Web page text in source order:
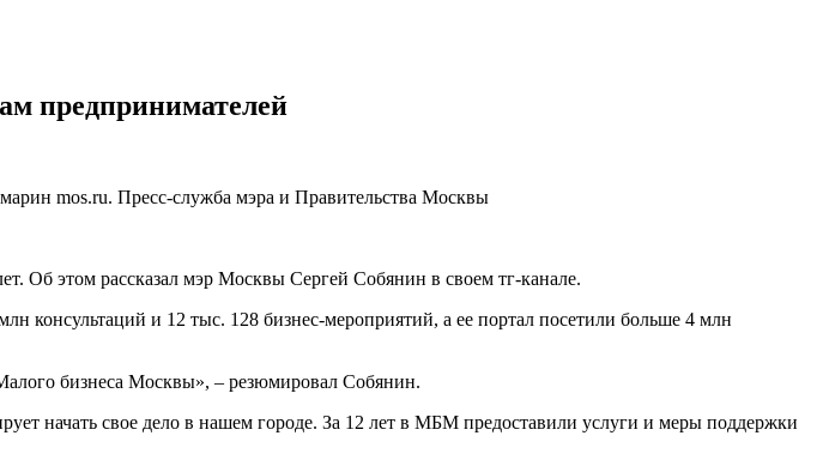
предпринимателей
mos.ru. Пресс-служба мэра и Правительства Москвы
Об этом рассказал мэр Москвы Сергей Собянин в своем тг-канале.
консультаций и 12 тыс. 128 бизнес-мероприятий, а ее портал посетили больше 4 млн
бизнеса Москвы», – резюмировал Собянин.
начать свое дело в нашем городе. За 12 лет в МБМ предоставили услуги и меры поддержки